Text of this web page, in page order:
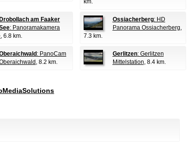
km.
Drobollach am Faaker
: Panoramakamera
, 6.8 km.
Ossiacherberg: HD
Panorama Ossiacherberg,
7.3 km.
: PanoCam
, 8.2 km.
Gerlitzen: Gerlitzen
Mittelstation, 8.4 km.